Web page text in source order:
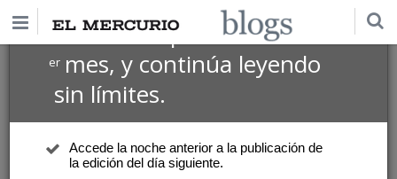
Suscríbete por $1 USD
ermes, y continúa leyendo
sin límites.
Accede la noche anterior a la publicación de
la edición del día siguiente.